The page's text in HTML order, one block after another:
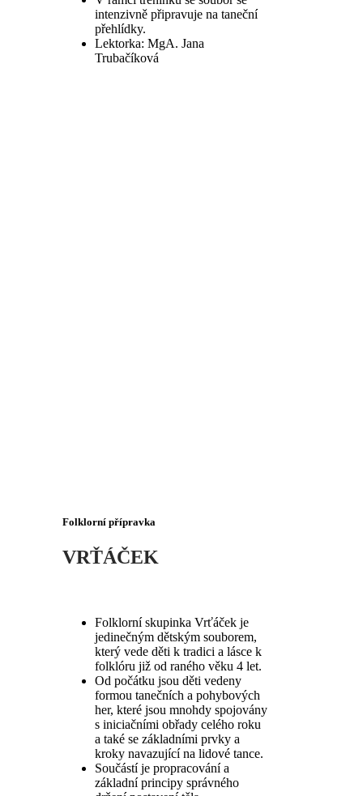
intenzivně připravuje na taneční
přehlídky.
Lektorka: MgA. Jana
Trubačíková
Folklorní přípravka
VRŤÁČEK
Folklorní skupinka Vrťáček je
jedinečným dětským souborem,
který vede děti k tradici a lásce k
folklóru již od raného věku 4 let.
Od počátku jsou děti vedeny
formou tanečních a pohybových
her, které jsou mnohdy spojovány
s iniciačními obřady celého roku
a také se základními prvky a
kroky navazující na lidové tance.
Součástí je propracování a
základní principy správného